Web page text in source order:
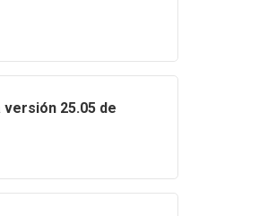
versión 25.05 de